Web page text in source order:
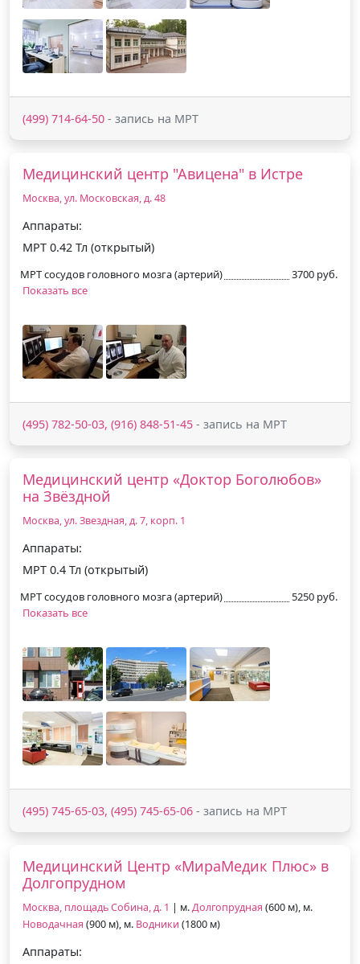
(499) 714-64-50 - запись на МРТ
Медицинский центр "Авицена" в Истре
Москва, ул. Московская, д. 48
Аппараты:
МРТ 0.42 Тл (открытый)
МРТ сосудов головного мозга (артерий)
3700 руб.
Показать все
(495) 782-50-03, (916) 848-51-45 - запись на МРТ
Медицинский центр «Доктор Боголюбов»
на Звёздной
Москва, ул. Звездная, д. 7, корп. 1
Аппараты:
МРТ 0.4 Тл (открытый)
МРТ сосудов головного мозга (артерий)
5250 руб.
Показать все
(495) 745-65-03, (495) 745-65-06 - запись на МРТ
Медицинский Центр «МираМедик Плюс» в
Долгопрудном
Москва, площадь Собина, д. 1 | м.Долгопрудная (600 м), м.
Новодачная (900 м), м. Водники (1800 м)
Аппараты: